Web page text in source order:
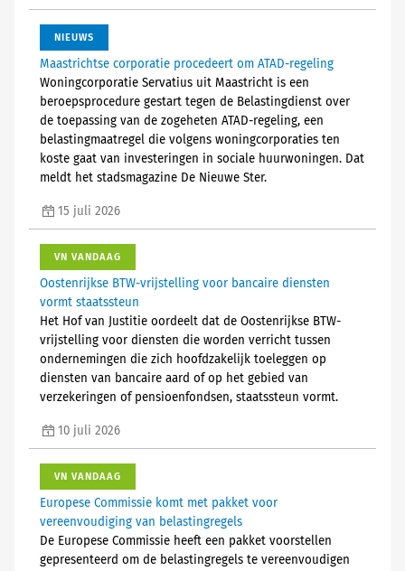
NIEUWS
Maastrichtse corporatie procedeert om ATAD-regeling
Woningcorporatie Servatius uit Maastricht is een
beroepsprocedure gestart tegen de Belastingdienst over
de toepassing van de zogeheten ATAD-regeling, een
belastingmaatregel die volgens woningcorporaties ten
koste gaat van investeringen in sociale huurwoningen. Dat
meldt het stadsmagazine De Nieuwe Ster.
15 juli 2026
VN VANDAAG
Oostenrijkse BTW-vrijstelling voor bancaire diensten
vormt staatssteun
Het Hof van Justitie oordeelt dat de Oostenrijkse BTW-
vrijstelling voor diensten die worden verricht tussen
ondernemingen die zich hoofdzakelijk toeleggen op
diensten van bancaire aard of op het gebied van
verzekeringen of pensioenfondsen, staatssteun vormt.
10 juli 2026
VN VANDAAG
Europese Commissie komt met pakket voor
vereenvoudiging van belastingregels
De Europese Commissie heeft een pakket voorstellen
gepresenteerd om de belastingregels te vereenvoudigen